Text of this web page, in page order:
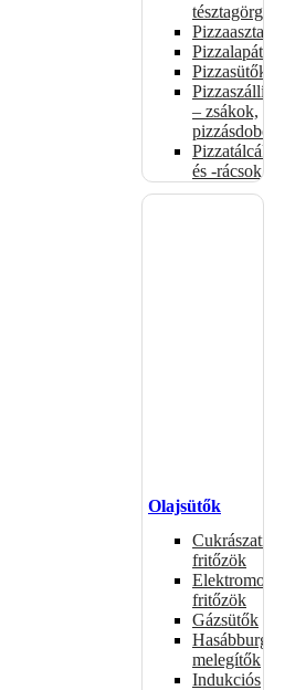
tésztagörgők
Pizzaasztalok
Pizzalapátok
Pizzasütők
Pizzaszállítás
– zsákok,
pizzásdobozok
Pizzatálcák
és -rácsok
Olajsütők
Cukrászati
fritőzök
Elektromos
fritőzök
Gázsütők
Hasábburgonya
melegítők
Indukciós